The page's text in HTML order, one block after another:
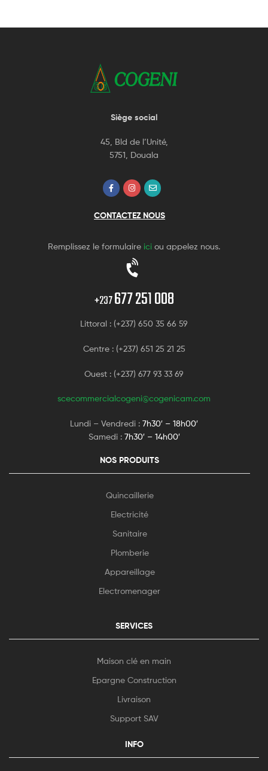
Siège social
45, Bld de l’Unité,
5751, Douala
CONTACTEZ NOUS
Remplissez le formulaire ici ou appelez nous.
+237677 251 008
Littoral : (+237) 650 35 66 59
Centre : (+237) 651 25 21 25
Ouest : (+237) 677 93 33 69
scecommercialcogeni@cogenicam.com
Lundi – Vendredi : 7h30′ – 18h00′
Samedi : 7h30′ – 14h00′
NOS PRODUITS
Quincaillerie
Electricité
Sanitaire
Plomberie
Appareillage
Electromenager
SERVICES
Maison clé en main
Epargne Construction
Livraison
Support SAV
INFO